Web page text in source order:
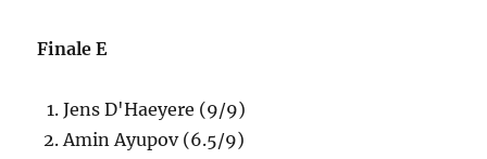
Finale E
Jens D'Haeyere (9/9)
Amin Ayupov (6.5/9)